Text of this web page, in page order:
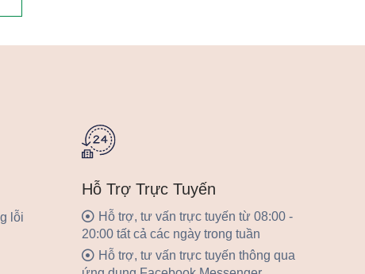
lỗi
Hỗ Trợ Trực Tuyến
Hỗ trợ, tư vấn trực tuyến từ 08:00 -
20:00 tất cả các ngày trong tuần
Hỗ trợ, tư vấn trực tuyến thông qua